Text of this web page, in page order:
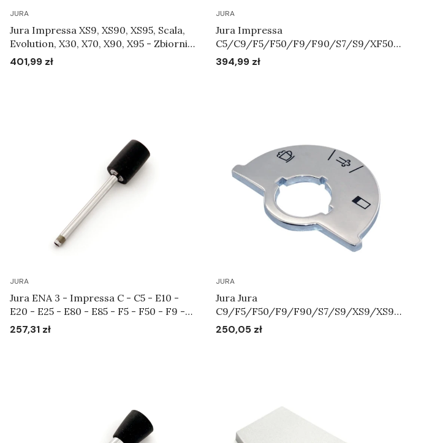
JURA
Jura Impressa XS9, XS90, XS95, Scala,
Evolution, X30, X70, X90, X95 - Zbiornik
na wodę Art.62318
Cena
401,99 zł
JURA
Jura Impressa
C5/C9/F5/F50/F9/F90/S7/S9/XF50/
XS9/XS90/XS95 - Korpus systemu
Cena
394,99 zł
JURA
Jura ENA 3 - Impressa C - C5 - E10 -
E20 - E25 - E80 - E85 - F5 - F50 - F9 -
F90 - S7 - S9 - S85 - X90 - XF50 - XF70
Cena
257,31 zł
JURA
Jura Jura
C9/F5/F50/F9/F90/S7/S9/XS9/XS90
/XS95 - Tarcza ze skalą Art.64731
Cena
250,05 zł